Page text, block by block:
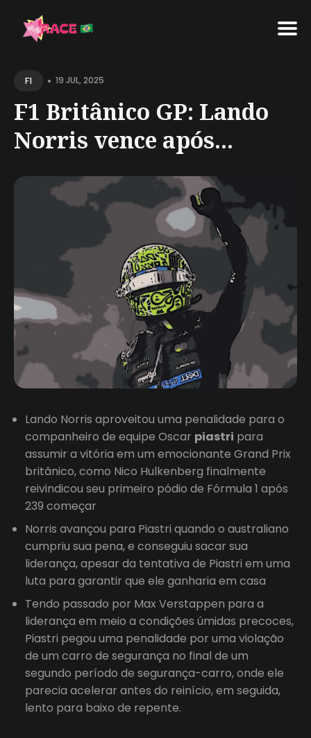
for
F1 • 19 JUL, 2025
F1 Britânico GP: Lando
Norris vence após...
Lando Norris aproveitou uma penalidade para o
companheiro de equipe Oscar piastri para
assumir a vitória em um emocionante Grand Prix
britânico, como Nico Hulkenberg finalmente
reivindicou seu primeiro pódio de Fórmula 1 após
239 começar
Norris avançou para Piastri quando o australiano
cumpriu sua pena, e conseguiu sacar sua
liderança, apesar da tentativa de Piastri em uma
luta para garantir que ele ganharia em casa
Tendo passado por Max Verstappen para a
liderança em meio a condições úmidas precoces,
Piastri pegou uma penalidade por uma violação
de um carro de segurança no final de um
segundo período de segurança-carro, onde ele
parecia acelerar antes do reinício, em seguida,
lento para baixo de repente.